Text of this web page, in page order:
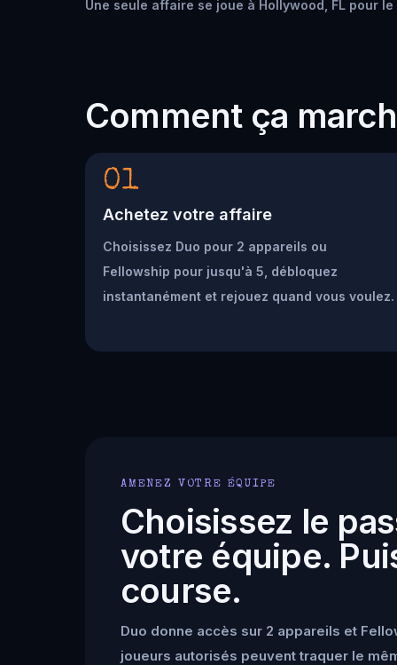
Une seule affaire se joue à Hollywood, FL pour
Comment ça
01
Achetez votre affaire
Choisissez Duo pour 2 appareils ou
Fellowship pour jusqu'à 5, débloquez
instantanément et rejouez quand vous voulez.
AMENEZ VOTRE ÉQUIPE
Choisissez le
votre équipe.
course.
Duo donne accès sur 2 appareils et
joueurs autorisés peuvent traquer le